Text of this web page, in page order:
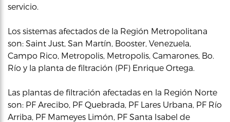
servicio.
Los sistemas afectados de la Región Metropolitana
son: Saint Just, San Martín, Booster, Venezuela,
Campo Rico, Metropolis, Metropolis, Camarones, Bo.
Río y la planta de filtración (PF) Enrique Ortega.
Las plantas de filtración afectadas en la Región Norte
son: PF Arecibo, PF Quebrada, PF Lares Urbana, PF Río
Arriba, PF Mameyes Limón, PF Santa Isabel de